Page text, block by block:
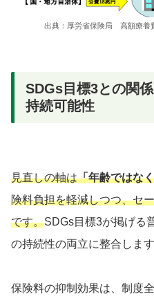
出典：厚労省保険局 高額療養
SDGs目標3との関
持続可能性
見直しの軸は「年齢ではな
険料負担を軽減しつつ、セ
です。SDGs目標3が掲げる
の持続性の両立に整合します
保険料の抑制効果は、制度